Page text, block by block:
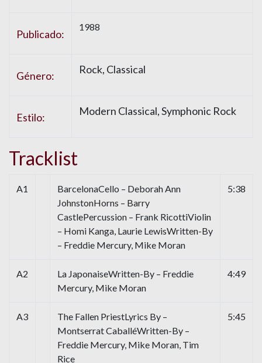
Publicado:
1988
Género: Rock, Classical
Estilo: Modern Classical, Symphonic Rock
Tracklist
A1
BarcelonaCello – Deborah Ann
JohnstonHorns – Barry
CastlePercussion – Frank RicottiViolin
– Homi Kanga, Laurie LewisWritten-By
– Freddie Mercury, Mike Moran
5:38
A2
La JaponaiseWritten-By – Freddie
Mercury, Mike Moran
4:49
A3
The Fallen PriestLyrics By –
Montserrat CaballéWritten-By –
Freddie Mercury, Mike Moran, Tim
Rice
5:45